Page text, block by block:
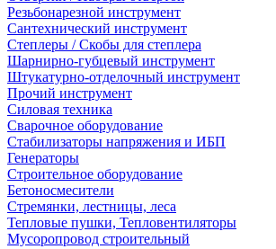
Резьбонарезной инструмент
Сантехнический инструмент
Степлеры / Скобы для степлера
Шарнирно-губцевый инструмент
Штукатурно-отделочный инструмент
Прочий инструмент
Силовая техника
Сварочное оборудование
Стабилизаторы напряжения и ИБП
Генераторы
Строительное оборудование
Бетоносмесители
Стремянки, лестницы, леса
Тепловые пушки, Тепловентиляторы
Мусоропровод строительный